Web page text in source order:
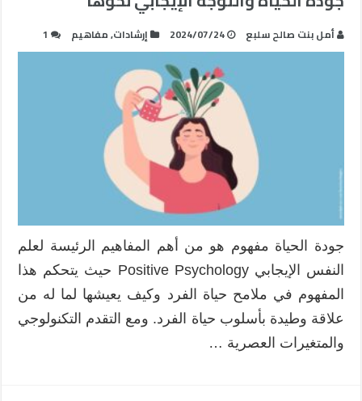
أمل بنت صالح سلبع 2024/07/24 إرشادات,مفاهيم 1
جودة الحياة مفهوم هو من أهم المفاهيم الرئيسة لعلم
النفس الإيجابي Positive Psychology حيث يتحكم هذا
المفهوم في ملامح حياة الفرد وكيف يعيشها لما له من
علاقة وطيدة بأسلوب حياة الفرد. ومع التقدم التكنولوجي
والمتغيرات العصرية …